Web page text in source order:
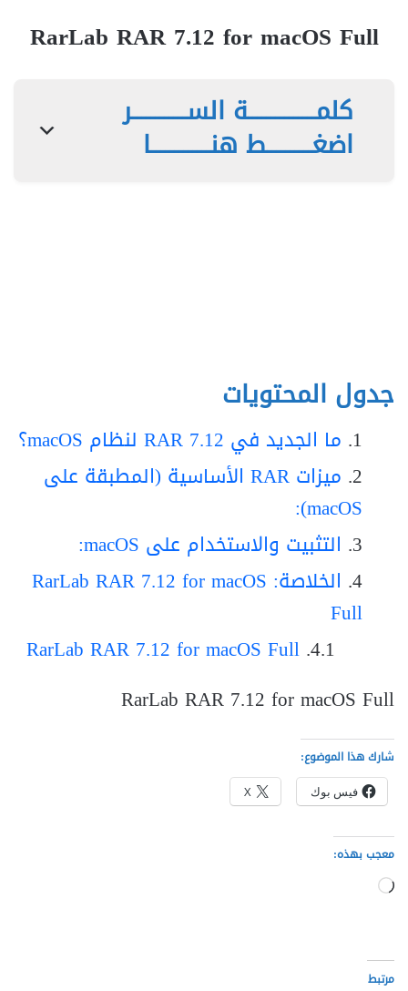
RarLab RAR 7.12 for macOS Full
كلمـــــــــــــــة الســــــــــــر
اضغــــــــــط هنـــــــــــــا
جدول المحتويات
ما الجديد في RAR 7.12 لنظام macOS؟
ميزات RAR الأساسية (المطبقة على
macOS):
التثبيت والاستخدام على macOS:
الخلاصة: RarLab RAR 7.12 for macOS
Full
RarLab RAR 7.12 for macOS Full
RarLab RAR 7.12 for macOS Full
شارك هذا الموضوع:
فيس بوك X
معجب بهذه:
جاري
مرتبط